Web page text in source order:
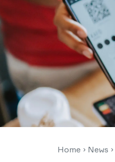
Home › News ›